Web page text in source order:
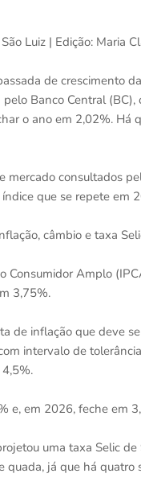
Luiz | Edição: Maria
de crescimento
Banco Central
o ano em 2,02%. Há
mercado consultados
que se repete em
câmbio e taxa
Consumidor Amplo
3,75%.
de inflação que deve
intervalo de
e, em 2026, feche em
uma taxa Selic
já que há quatro